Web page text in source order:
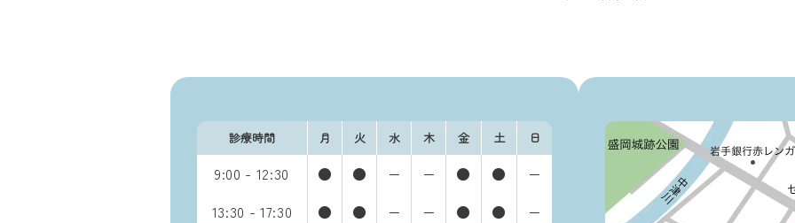
診療時間 月 火 水 木 金 土 日
9:00 - 12:30 ● ● ー ー ● ●
ー
13:30 - 17:30
● ● ー ー ● ● ー